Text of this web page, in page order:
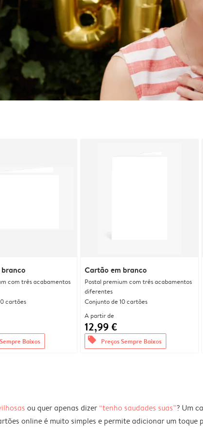
com três acabamentos
cartões
Baixos
Cartão em branco
Postal premium com três acabamentos
diferentes
Conjunto de 10 cartões
A partir de
12,99 €
offers Preços Sempre Baixos
ou quer apenas dizer “tenho saudades suas”? Um
online é muito simples e permite adicionar um toque